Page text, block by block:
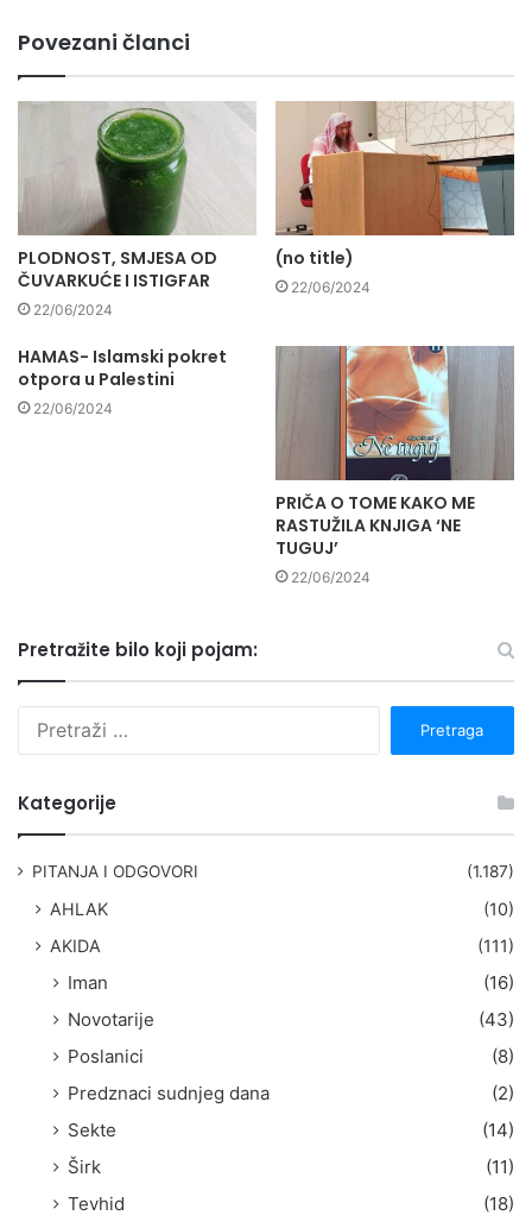
Povezani članci
PLODNOST, SMJESA OD
ČUVARKUĆE I ISTIGFAR
22/06/2024
(no title)
22/06/2024
HAMAS- Islamski pokret
otpora u Palestini
22/06/2024
PRIČA O TOME KAKO ME
RASTUŽILA KNJIGA ‘NE
TUGUJ’
22/06/2024
Pretražite bilo koji pojam:
Kategorije
PITANJA I ODGOVORI (1.187)
AHLAK
(10)
AKIDA
(111)
Iman
(16)
Novotarije
(43)
Poslanici
(8)
Predznaci sudnjeg dana
(2)
Sekte
(14)
Širk
(11)
Tevhid
(18)